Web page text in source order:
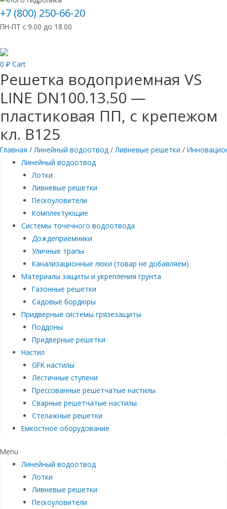
+7 (800) 250-66-20
ПН-ПТ с 9.00 до 18.00
0 ₽ Cart
Решетка водоприемная VS
LINE DN100.13.50 —
пластиковая ПП, с крепежом
кл. B125
Главная /Линейный водоотвод /Ливневые решетки /
Линейный водоотвод
Лотки
Ливневые решетки
Пескоуловители
Комплектующие
Системы точечного водоотвода
Дождеприемники
Уличные трапы
Канализационные люки (товар не добавляем)
Материалы защиты и укрепления грунта
Газонные решетки
Садовые бордюры
Придверные системы грязезащиты
Поддоны
Придверные решетки
Настил
GFK настилы
Лестичные ступени
Прессованные решетчатые настилы
Сварные решетчатые настилы
Стелажные решетки
Емкостное оборудование
Menu
Линейный водоотвод
Лотки
Ливневые решетки
Пескоуловители